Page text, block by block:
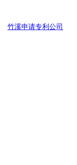
竹溪申请专利公司